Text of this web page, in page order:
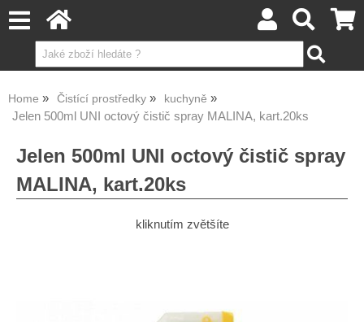
Home Čistící prostředky kuchyně
Jelen 500ml UNI octový čistič spray MALINA, kart.20ks
Jelen 500ml UNI octový čistič spray
MALINA, kart.20ks
kliknutím zvětšíte